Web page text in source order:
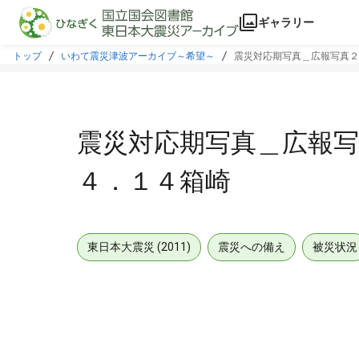
本文に飛ぶ
ギャラリー
トップ いわて震災津波アーカイブ～希望～ 震災対応期写真＿広報写真
震災対応期写真＿広報
４．１４箱崎
東日本大震災 (2011) 震災への備え 被災状況